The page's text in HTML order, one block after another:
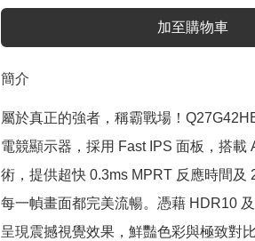
加至購物車
簡介
屬於真正的強者，稱霸戰場！
電競顯示器，採用 Fast IPS 面板，搭載
術，提供超快 0.3ms MPRT 反應時間及
每一幀畫面都完美流暢。憑藉 HDR10
呈現震撼視覺效果，鮮豔色彩與極致對